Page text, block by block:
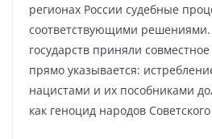
регионах России судебные
соответствующими
государств приняли
прямо указывается:
нацистами и их пособниками
как геноцид народов